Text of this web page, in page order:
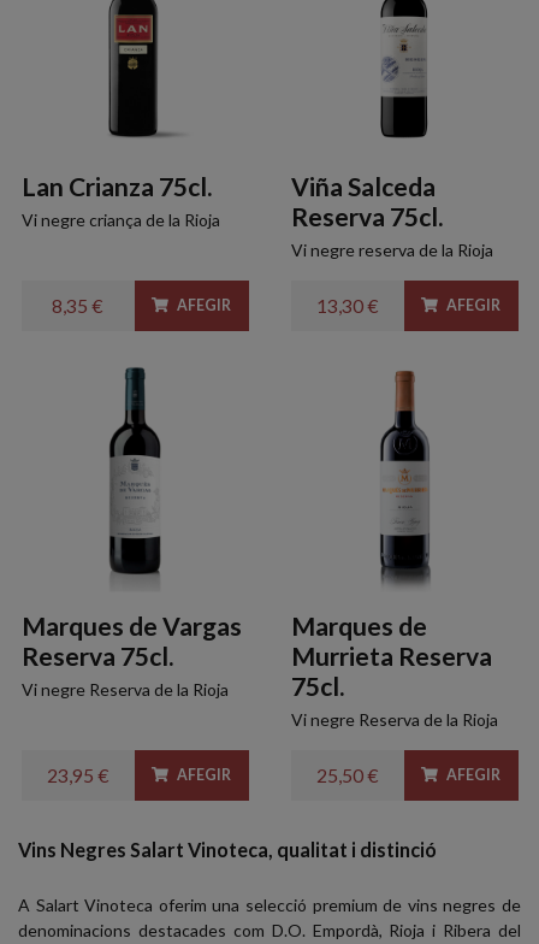
Lan Crianza 75cl.
Vi negre criança de la Rioja
8,35 € AFEGIR
Viña Salceda
Reserva 75cl.
Vi negre reserva de la Rioja
13,30 € AFEGIR
Marques de Vargas
Reserva 75cl.
Vi negre Reserva de la Rioja
23,95 € AFEGIR
Marques de
Murrieta Reserva
75cl.
Vi negre Reserva de la Rioja
25,50 € AFEGIR
Vins Negres Salart Vinoteca, qualitat i distinció
A Salart Vinoteca oferim una selecció premium de vins negres de
denominacions destacades com D.O. Empordà, Rioja i Ribera del